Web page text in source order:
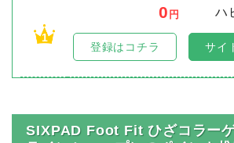
1
0 円
ハ
登録はコチラ サイ
SIXPAD Foot Fit ひざコラー